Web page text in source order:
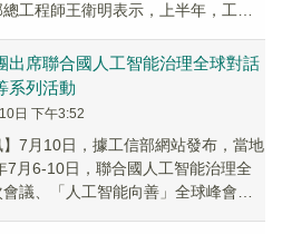
工程師王衛明表示，上半年，工業
出席聯合國人工智能治理全球對話
系列活動
日 下午3:52
】7月10日，據工信部網站發布，當地
7月6-10日，聯合國人工智能治理全
議、「人工智能向善」全球峰會和